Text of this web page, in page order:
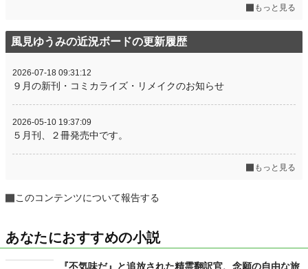
もっと見る
風見ゆうみの近況ボードの更新履歴
2026-07-18 09:31:12
９月の新刊・コミカライズ・リメイクのお知らせ
2026-05-10 19:37:09
５月刊、２冊発売中です。
もっと見る
このコンテンツについて報告する
あなたにおすすめの小説
『不気味だ』と追放された精霊翻訳官、念願の自由な旅